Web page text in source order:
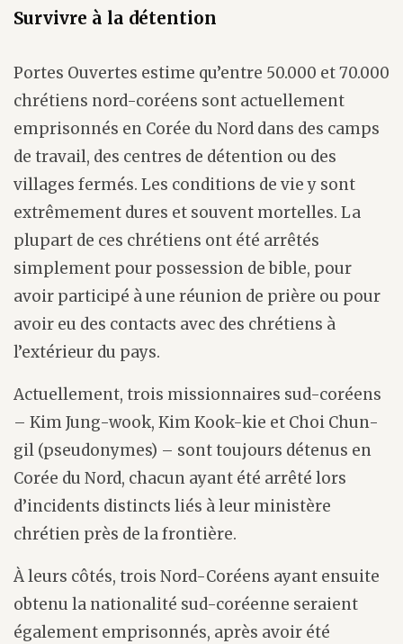
Survivre à la détention
Portes Ouvertes estime qu’entre 50.000 et 70.000
chrétiens nord-coréens sont actuellement
emprisonnés en Corée du Nord dans des camps
de travail, des centres de détention ou des
villages fermés. Les conditions de vie y sont
extrêmement dures et souvent mortelles. La
plupart de ces chrétiens ont été arrêtés
simplement pour possession de bible, pour
avoir participé à une réunion de prière ou pour
avoir eu des contacts avec des chrétiens à
l’extérieur du pays.
Actuellement, trois missionnaires sud-coréens
– Kim Jung-wook, Kim Kook-kie et Choi Chun-
gil (pseudonymes) – sont toujours détenus en
Corée du Nord, chacun ayant été arrêté lors
d’incidents distincts liés à leur ministère
chrétien près de la frontière.
À leurs côtés, trois Nord-Coréens ayant ensuite
obtenu la nationalité sud-coréenne seraient
également emprisonnés, après avoir été